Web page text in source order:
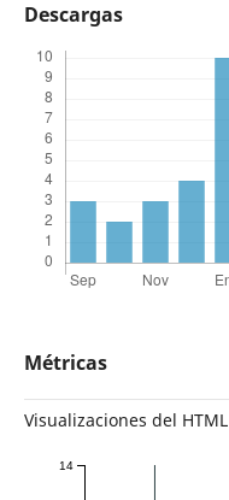
Descargas
Métricas
Visualizaciones del HTML
14